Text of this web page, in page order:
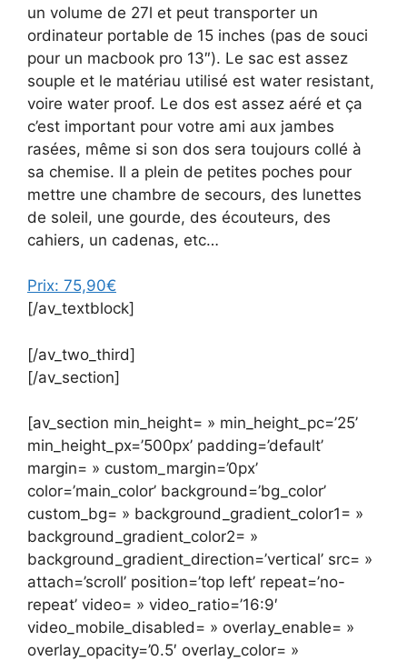
un volume de 27l et peut transporter un
ordinateur portable de 15 inches (pas de souci
pour un macbook pro 13″). Le sac est assez
souple et le matériau utilisé est water resistant,
voire water proof. Le dos est assez aéré et ça
c’est important pour votre ami aux jambes
rasées, même si son dos sera toujours collé à
sa chemise. Il a plein de petites poches pour
mettre une chambre de secours, des lunettes
de soleil, une gourde, des écouteurs, des
cahiers, un cadenas, etc…
Prix: 75,90€
[/av_textblock]
[/av_two_third]
[/av_section]
[av_section min_height= » min_height_pc=’25’
min_height_px=’500px’ padding=’default’
margin= » custom_margin=’0px’
color=’main_color’ background=’bg_color’
custom_bg= » background_gradient_color1= »
background_gradient_color2= »
background_gradient_direction=’vertical’ src= »
attach=’scroll’ position=’top left’ repeat=’no-
repeat’ video= » video_ratio=’16:9′
video_mobile_disabled= » overlay_enable= »
overlay_opacity=’0.5′ overlay_color= »